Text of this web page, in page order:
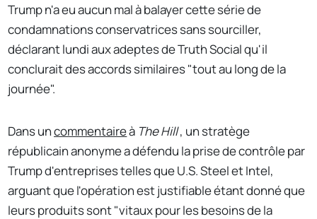
Trump n'a eu aucun mal à balayer cette série de
condamnations conservatrices sans sourciller,
déclarant lundi aux adeptes de Truth Social qu'il
conclurait des accords similaires "tout au long de la
journée".
Dans uncommentaireà The Hill, un stratège
républicain anonyme a défendu la prise de contrôle par
Trump d'entreprises telles que U.S. Steel et Intel,
arguant que l'opération est justifiable étant donné que
leurs produits sont "vitaux pour les besoins de la